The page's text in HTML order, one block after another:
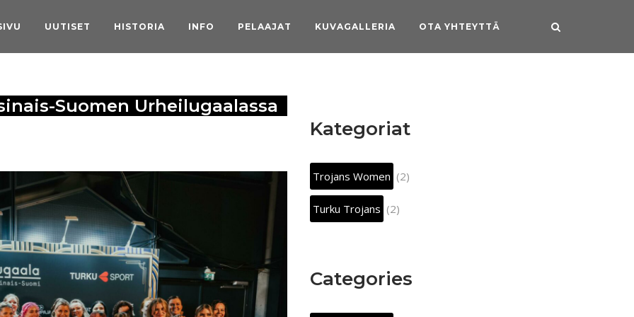
UUTISET HISTORIA INFO PELAAJAT KUVAGALLERIA OTA YHTEYTTÄ
Suomen Urheilugaalassa
Kategoriat
Trojans Women (2)
Turku Trojans (2)
Categories